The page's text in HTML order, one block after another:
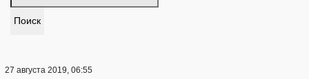
Поиск
27 августа 2019, 06:55